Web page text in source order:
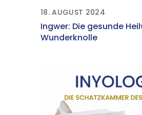
Ingwer: Die gesunde
Wunderknolle
18. AUGUST 2024